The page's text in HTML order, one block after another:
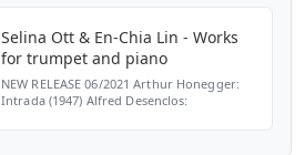
Selina Ott & En-Chia Lin - Works
for trumpet and piano
NEW RELEASE 06/2021 Arthur Honegger:
Intrada (1947) Alfred Desenclos: